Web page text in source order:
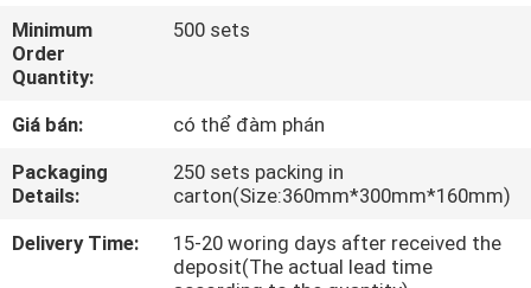
CHÚNG
TÔI
CHUYẾN
THAM
QUAN
NHÀ
Minimum
Order
Quantity:
500 sets
Giá bán:
có thể đàm phán
Packaging
Details:
250 sets packing in
carton(Size:360mm*300mm*160mm)
Delivery Time:
15-20 woring days after received the
deposit(The actual lead time